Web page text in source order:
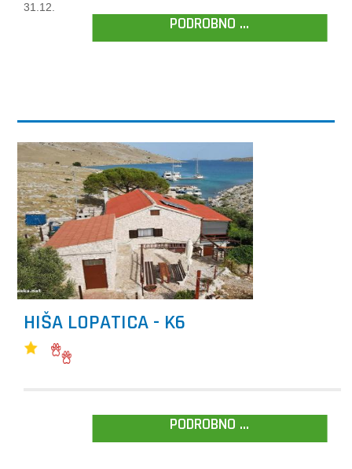
31.12.
PODROBNO ...
HIŠA LOPATICA - K6
PODROBNO ...